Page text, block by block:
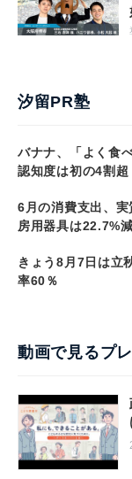
汐留PR塾
バナナ、「よく食
認知度は初の4割
6月の消費支出、
房用器具は22.7%
きょう8月7日は立
率60％
動画で見るプ